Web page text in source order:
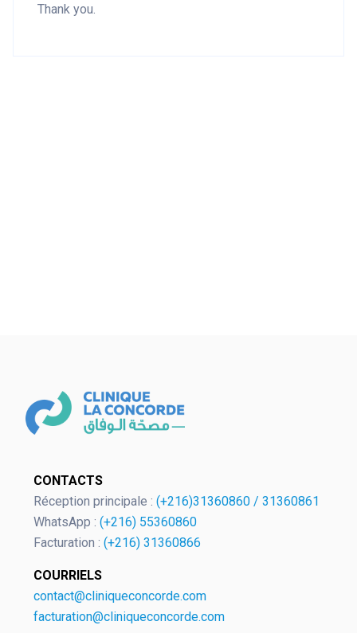
OK
European Commission | Cookies
Policy
Thank you.
CONTACTS
Réception principale : (+216)31360860 / 31360861
WhatsApp : (+216) 55360860
Facturation : (+216) 31360866
COURRIELS
contact@cliniqueconcorde.com
facturation@cliniqueconcorde.com